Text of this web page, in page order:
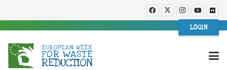
LOGIN